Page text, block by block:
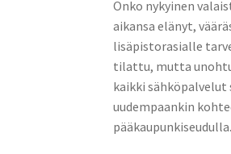
Onko nykyinen
aikansa elänyt,
lisäpistorasialle
tilattu, mutta
kaikki sähköpalvelut
uudempaankin
pääkaupunkiseudulla.